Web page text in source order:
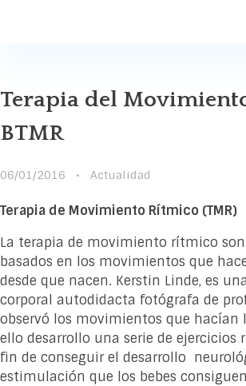
Terapia del
BTMR
06/01/2016 Actualidad
Terapia de Movimiento Rítmico (TMR)
La terapia de movimiento rítmico
basados en los movimientos que
desde que nacen. Kerstin Linde, es
corporal autodidacta fotógrafa de
observó los movimientos que hacían
ello desarrollo una serie de ejercicios
fin de conseguir el desarrollo
estimulación que los bebes